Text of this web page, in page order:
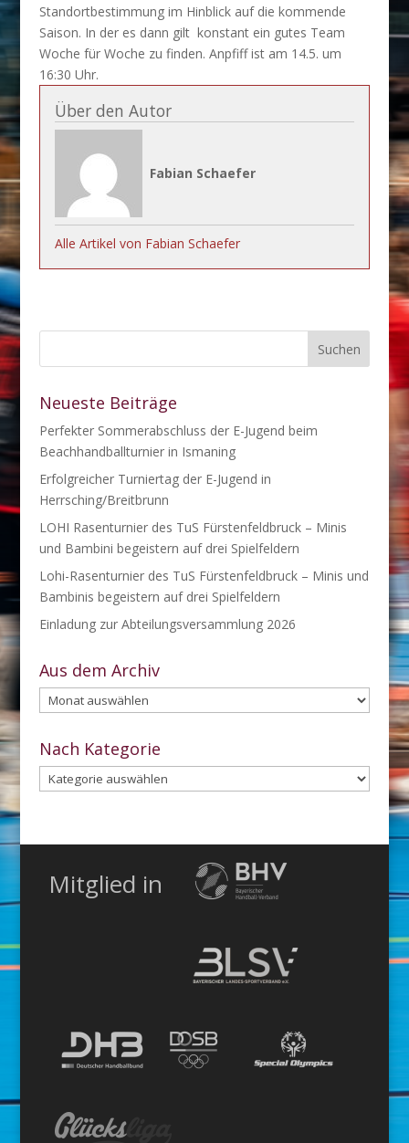
Standortbestimmung im Hinblick auf die kommende
Saison. In der es dann gilt konstant ein gutes Team
Woche für Woche zu finden. Anpfiff ist am 14.5. um
16:30 Uhr.
Über den Autor
Fabian Schaefer
Alle Artikel von Fabian Schaefer
Neueste Beiträge
Perfekter Sommerabschluss der E-Jugend beim
Beachhandballturnier in Ismaning
Erfolgreicher Turniertag der E-Jugend in
Herrsching/Breitbrunn
LOHI Rasenturnier des TuS Fürstenfeldbruck – Minis
und Bambini begeistern auf drei Spielfeldern
Lohi-Rasenturnier des TuS Fürstenfeldbruck – Minis und
Bambinis begeistern auf drei Spielfeldern
Einladung zur Abteilungsversammlung 2026
Aus dem Archiv
Aus
dem
Archiv
Nach Kategorie
Nach
Kategorie
Mitglied in